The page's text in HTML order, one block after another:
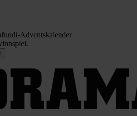
Adventskalender